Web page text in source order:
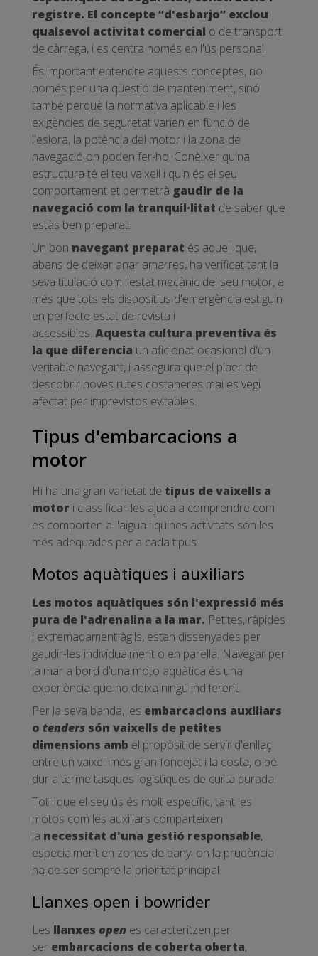
registre. El concepte “d'esbarjo” exclou
qualsevol activitat comercial o de transport
de càrrega, i es centra només en l'ús personal.
És important entendre aquests conceptes, no
només per una qüestió de manteniment, sinó
també perquè la normativa aplicable i les
exigències de seguretat varien en funció de
l'eslora, la potència del motor i la zona de
navegació on poden fer-ho. Conèixer quina
estructura té el teu vaixell i quin és el seu
comportament et permetrà gaudir de la
navegació com la tranquil·litat de saber que
estàs ben preparat.
Un bon navegant preparat és aquell que,
abans de deixar anar amarres, ha verificat tant la
seva titulació com l'estat mecànic del seu motor, a
més que tots els dispositius d'emergència estiguin
en perfecte estat de revista i
accessibles. Aquesta cultura preventiva és
la que diferencia un aficionat ocasional d'un
veritable navegant, i assegura que el plaer de
descobrir noves rutes costaneres mai es vegi
afectat per imprevistos evitables.
Tipus d'embarcacions a
motor
Hi ha una gran varietat de tipus de vaixells a
motor i classificar-les ajuda a comprendre com
es comporten a l'aigua i quines activitats són les
més adequades per a cada tipus.
Motos aquàtiques i auxiliars
Les motos aquàtiques són l'expressió més
pura de l'adrenalina a la mar. Petites, ràpides
i extremadament àgils, estan dissenyades per
gaudir-les individualment o en parella. Navegar per
la mar a bord d'una moto aquàtica és una
experiència que no deixa ningú indiferent.
Per la seva banda, les embarcacions auxiliars
o tenders són vaixells de petites
dimensions amb el propòsit de servir d'enllaç
entre un vaixell més gran fondejat i la costa, o bé
dur a terme tasques logístiques de curta durada.
Tot i que el seu ús és molt específic, tant les
motos com les auxiliars comparteixen
la necessitat d'una gestió responsable,
especialment en zones de bany, on la prudència
ha de ser sempre la prioritat principal.
Llanxes open i bowrider
Les llanxes open es caracteritzen per
ser embarcacions de coberta oberta,